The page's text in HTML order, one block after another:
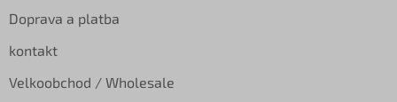
Doprava a platba
kontakt
Velkoobchod / Wholesale